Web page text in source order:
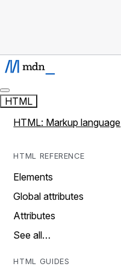
HTML
HTML: Markup language
HTML REFERENCE
Elements
Global attributes
Attributes
See all…
HTML GUIDES